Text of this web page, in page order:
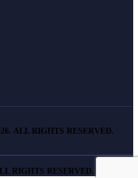
ALL RIGHTS RESERVED.
RIGHTS RESERVED.